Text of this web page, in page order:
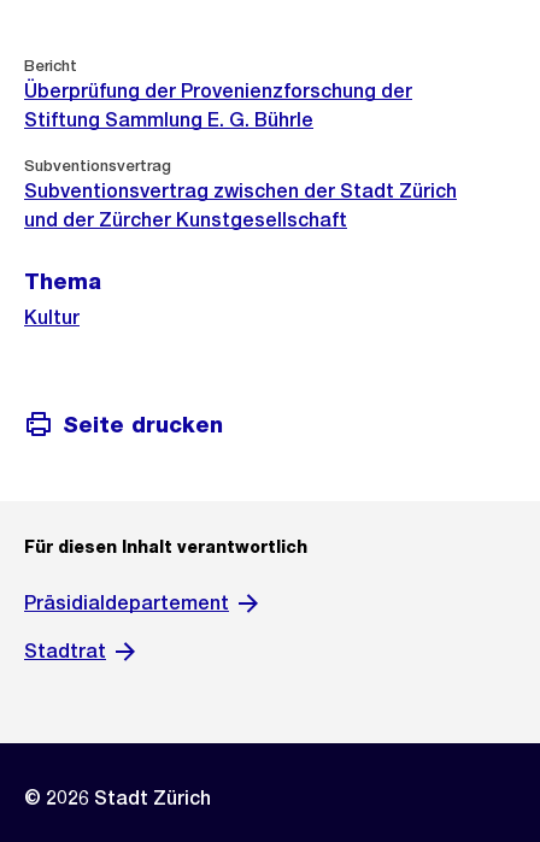
Weitere
Informationen
Bericht
Überprüfung der Provenienzforschung der
Stiftung Sammlung E. G. Bührle
Subventionsvertrag
Subventionsvertrag zwischen der Stadt Zürich
und der Zürcher Kunstgesellschaft
Thema
Kultur
Seite drucken
Für diesen Inhalt verantwortlich
Präsidialdepartement
Stadtrat
© 2026 Stadt Zürich